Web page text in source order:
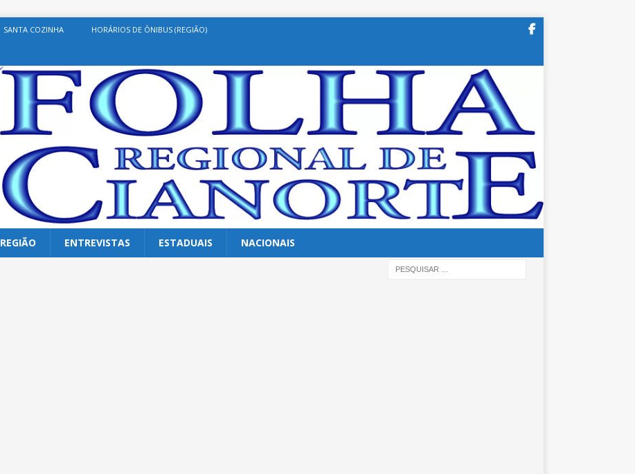
SANTA COZINHA HORÁRIOS DE ÔNIBUS (REGIÃO)
REGIÃO ENTREVISTAS ESTADUAIS NACIONAIS